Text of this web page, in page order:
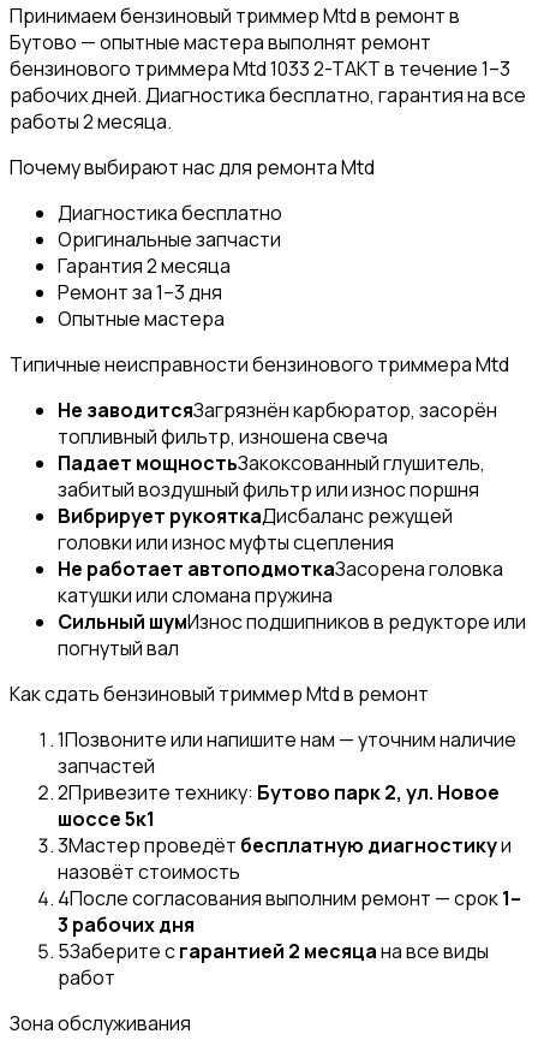
Принимаем бензиновый триммер Mtd в ремонт в
Бутово — опытные мастера выполнят ремонт
бензинового триммера Mtd 1033 2-TAKT в течение 1–3
рабочих дней. Диагностика бесплатно, гарантия на все
работы 2 месяца.
Почему выбирают нас для ремонта Mtd
Диагностика бесплатно
Оригинальные запчасти
Гарантия 2 месяца
Ремонт за 1–3 дня
Опытные мастера
Типичные неисправности бензинового триммера Mtd
Не заводитсяЗагрязнён карбюратор, засорён
топливный фильтр, изношена свеча
Падает мощностьЗакоксованный глушитель,
забитый воздушный фильтр или износ поршня
Вибрирует рукояткаДисбаланс режущей
головки или износ муфты сцепления
Не работает автоподмоткаЗасорена головка
катушки или сломана пружина
Сильный шумИзнос подшипников в редукторе или
погнутый вал
Как сдать бензиновый триммер Mtd в ремонт
1Позвоните или напишите нам — уточним наличие
запчастей
2Привезите технику: Бутово парк 2, ул. Новое
шоссе 5к1
3Мастер проведёт бесплатную диагностикуи
назовёт стоимость
4После согласования выполним ремонт — срок1–
3 рабочих дня
5Заберите сгарантией 2 месяцана все виды
работ
Зона обслуживания